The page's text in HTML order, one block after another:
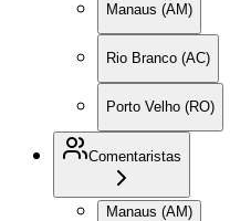
Manaus (AM)
Rio Branco (AC)
Porto Velho (RO)
Comentaristas
Manaus (AM)